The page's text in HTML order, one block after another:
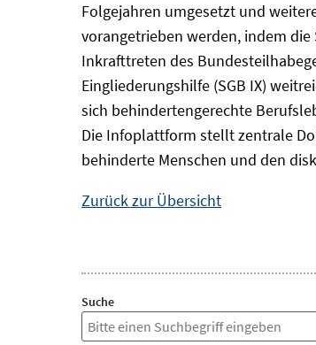
Folgejahren umgesetzt und
vorangetrieben werden, indem
Inkrafttreten des
Eingliederungshilfe (SGB IX)
sich behindertengerechte
Die Infoplattform stellt zentrale
behinderte Menschen und den
Zurück zur Übersicht
Suche